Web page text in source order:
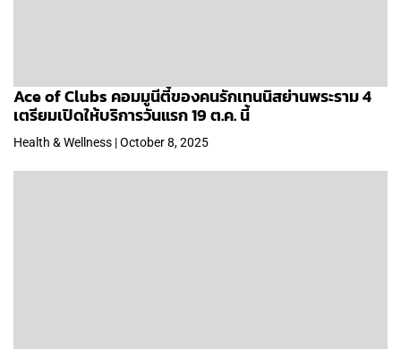
Ace of Clubs คอมมูนีตี้ของคนรักเทนนิสย่านพระราม 4
เตรียมเปิดให้บริการวันแรก 19 ต.ค. นี้
Health & Wellness | October 8, 2025